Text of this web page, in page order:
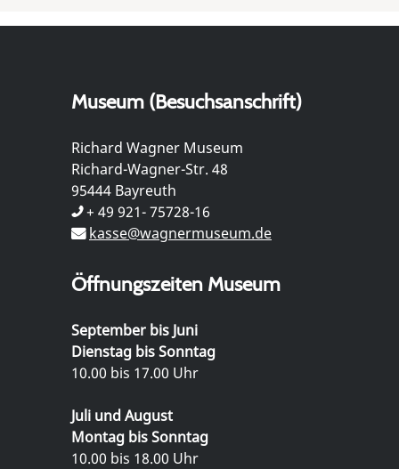
Museum (Besuchsanschrift)
Richard Wagner Museum
Richard-Wagner-Str. 48
95444 Bayreuth
+ 49 921- 75728-16
kasse@wagnermuseum.de
Öffnungszeiten Museum
September bis Juni
Dienstag bis Sonntag
10.00 bis 17.00 Uhr
Juli und August
Montag bis Sonntag
10.00 bis 18.00 Uhr